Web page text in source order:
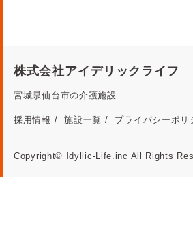
株式会社アイデリックライフ
宮城県仙台市の介護施設
採用情報 施設一覧 プライバシーポリ
Copyright© Idyllic-Life.inc All Rights